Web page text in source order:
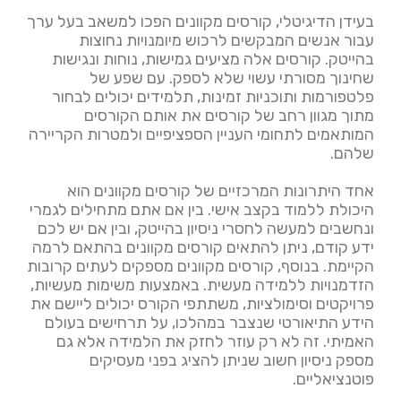
בעידן הדיגיטלי, קורסים מקוונים הפכו למשאב בעל ערך
עבור אנשים המבקשים לרכוש מיומנויות נחוצות
בהייטק. קורסים אלה מציעים גמישות, נוחות ונגישות
שחינוך מסורתי עשוי שלא לספק. עם שפע של
פלטפורמות ותוכניות זמינות, תלמידים יכולים לבחור
מתוך מגוון רחב של קורסים את אותם הקורסים
המותאמים לתחומי העניין הספציפיים ולמטרות הקריירה
שלהם.
אחד היתרונות המרכזיים של קורסים מקוונים הוא
היכולת ללמוד בקצב אישי. בין אם אתם מתחילים לגמרי
ונחשבים למעשה לחסרי ניסיון בהייטק, ובין אם יש לכם
ידע קודם, ניתן להתאים קורסים מקוונים בהתאם לרמה
הקיימת. בנוסף, קורסים מקוונים מספקים לעתים קרובות
הזדמנויות ללמידה מעשית. באמצעות משימות מעשיות,
פרויקטים וסימולציות, משתתפי הקורס יכולים ליישם את
הידע התיאורטי שנצבר במהלכו, על תרחישים בעולם
האמיתי. זה לא רק עוזר לחזק את הלמידה אלא גם
מספק ניסיון חשוב שניתן להציג בפני מעסיקים
פוטנציאליים.